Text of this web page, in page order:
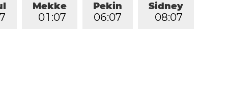
Sidney
08:07
Pekin
06:07
Mekke
01 :07
7